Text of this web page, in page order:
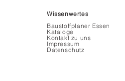
Wissenwertes
Baustoffplaner Essen
Kataloge
Kontakt zu uns
Impressum
Datenschutz